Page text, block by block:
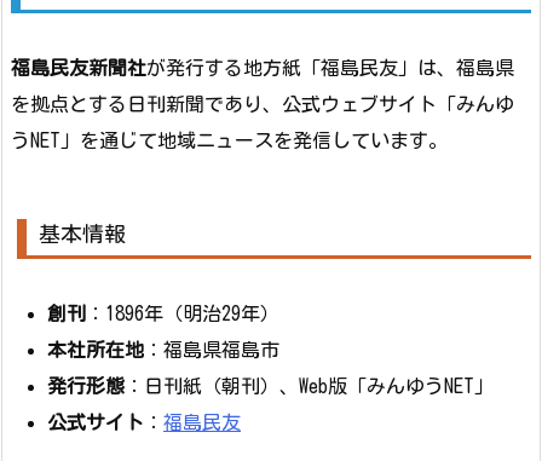
福島民友新聞社が発行する地方紙「福島民友」は、福島県
を拠点とする日刊新聞であり、公式ウェブサイト「みんゆ
うNET」を通じて地域ニュースを発信しています。
基本情報
創刊
：1896年（明治29年）
本社所在地 ：福島県福島市
発行形態 ：日刊紙（朝刊）、Web版「みんゆうNET」
公式サイト ： 福島民友